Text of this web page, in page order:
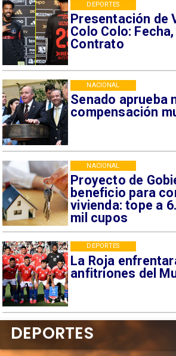
Presentación de
Colo Colo:
Contrato
DEPORTES
Senado aprueba
compensación
NACIONAL
Proyecto de
beneficio para
vivienda: tope a
mil cupos
NACIONAL
La Roja
anfitriones del
DEPORTES
DEPORTES